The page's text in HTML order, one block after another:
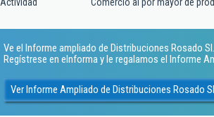
Ve el Informe ampliado de Distribuciones Rosado
Regístrese en eInforma y le regalamos el Informe
Ver Informe Ampliado de Distribuciones Rosado Sl